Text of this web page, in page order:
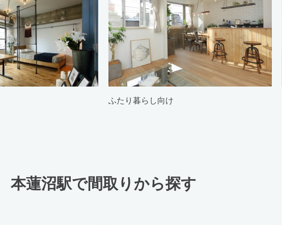
ふたり暮らし向け
本蓮沼駅で間取りから探す